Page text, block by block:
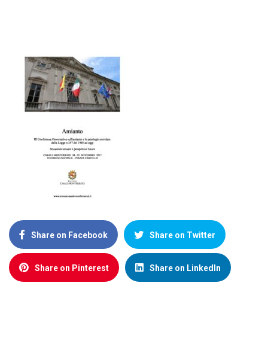
Share on Facebook Share on Twitter
Share on Pinterest Share on LinkedIn